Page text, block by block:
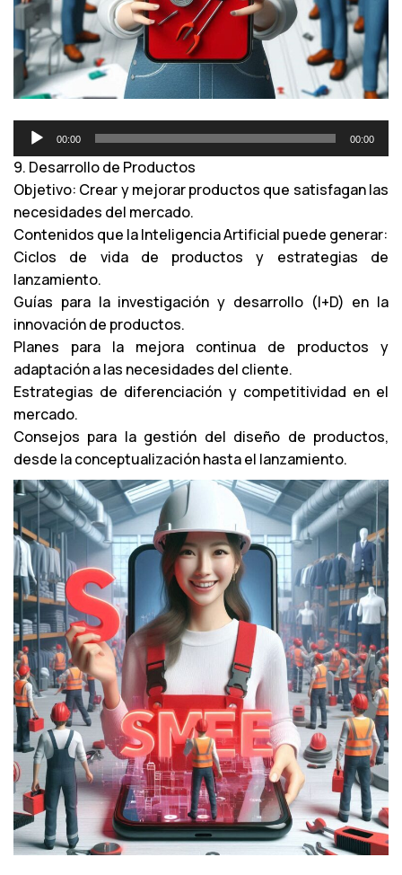
e
p
r
o
d
u
c
t
o
r
d
e
a
u
d
i
o
00:00 00:00
9. Desarrollo de Productos
Objetivo: Crear y mejorar productos que satisfagan las
necesidades del mercado.
Contenidos que la Inteligencia Artificial puede generar:
Ciclos de vida de productos y estrategias de
lanzamiento.
Guías para la investigación y desarrollo (I+D) en la
innovación de productos.
Planes para la mejora continua de productos y
adaptación a las necesidades del cliente.
Estrategias de diferenciación y competitividad en el
mercado.
Consejos para la gestión del diseño de productos,
desde la conceptualización hasta el lanzamiento.